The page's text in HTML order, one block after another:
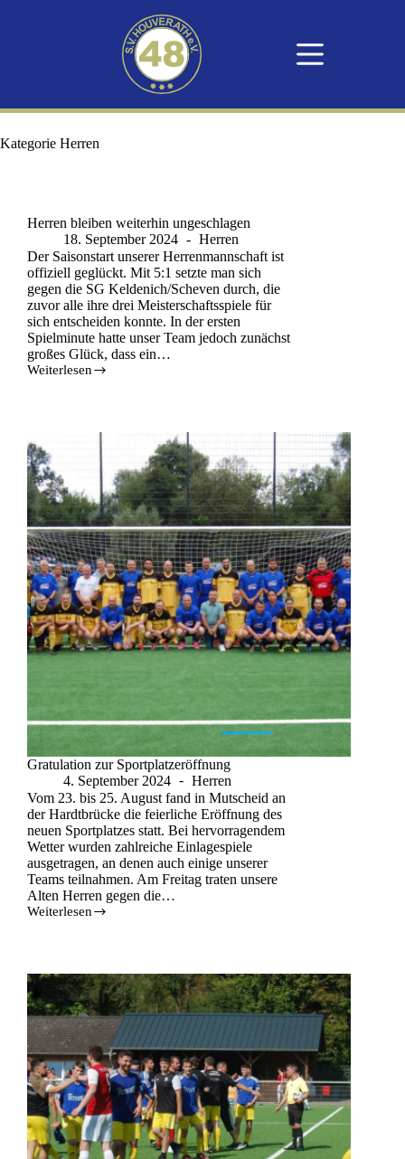
Kategorie Herren
Herren bleiben weiterhin ungeschlagen
18. September 2024
Herren
Der Saisonstart unserer Herrenmannschaft ist
offiziell geglückt. Mit 5:1 setzte man sich
gegen die SG Keldenich/Scheven durch, die
zuvor alle ihre drei Meisterschaftsspiele für
sich entscheiden konnte. In der ersten
Spielminute hatte unser Team jedoch zunächst
großes Glück, dass ein…
Weiterlesen
Gratulation zur Sportplatzeröffnung
4. September 2024
Herren
Vom 23. bis 25. August fand in Mutscheid an
der Hardtbrücke die feierliche Eröffnung des
neuen Sportplatzes statt. Bei hervorragendem
Wetter wurden zahlreiche Einlagespiele
ausgetragen, an denen auch einige unserer
Teams teilnahmen. Am Freitag traten unsere
Alten Herren gegen die…
Weiterlesen